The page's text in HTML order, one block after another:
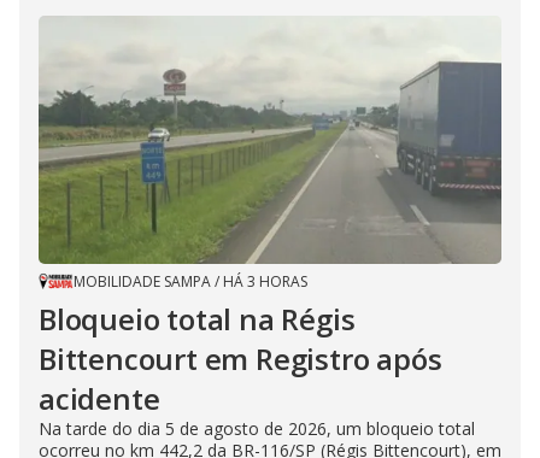
MOBILIDADE SAMPA/ HÁ 3 HORAS
Bloqueio total na Régis
Bittencourt em Registro após
acidente
Na tarde do dia 5 de agosto de 2026, um bloqueio total
ocorreu no km 442,2 da BR-116/SP (Régis Bittencourt), em